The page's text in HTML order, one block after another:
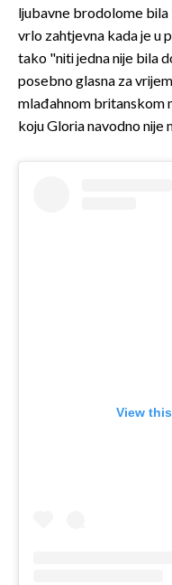
ljubavne brodolome
vrlo zahtjevna kada je u
tako "niti jedna nije bila
posebno glasna za
mlađahnom britanskom
koju Gloria navodno nije
View